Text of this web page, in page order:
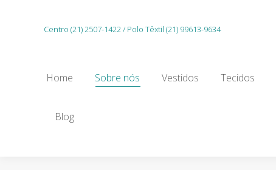
Centro (21) 2507-1422 / Polo Têxtil (21) 99613-9634
Home Sobre nós Vestidos Tecidos
Blog